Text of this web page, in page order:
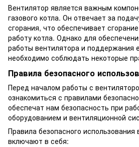
Вентилятор является важным
газового котла. Он отвечает за
сгорания, что обеспечивает
работу котла. Однако для
работы вентилятора и поддержания
необходимо соблюдать некоторые
Правила безопасного
Перед началом работы с
ознакомиться с правилами
обеспечат нам безопасность при
оборудованием и вентиляционной
Правила безопасного использования
включают в себя: